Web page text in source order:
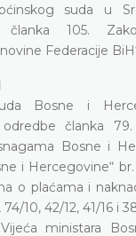
suda u
članka 105.
Federacije
Bosne i
odredbe članka
Bosne i
i Hercegovine“
o plaćama i
74/10, 42/12, 41/16 i
ministara